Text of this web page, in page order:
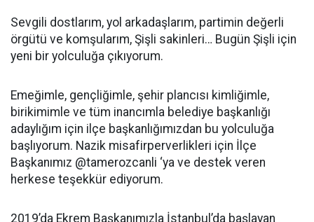
Sevgili dostlarım, yol arkadaşlarım, partimin değerli
örgütü ve komşularım, Şişli sakinleri… Bugün Şişli için
yeni bir yolculuğa çıkıyorum.
Emeğimle, gençliğimle, şehir plancısı kimliğimle,
birikimimle ve tüm inancımla belediye başkanlığı
adaylığım için ilçe başkanlığımızdan bu yolculuğa
başlıyorum. Nazik misafirperverlikleri için İlçe
Başkanımız @tamerozcanli ‘ya ve destek veren
herkese teşekkür ediyorum.
2019’da Ekrem Başkanımızla İstanbul’da başlayan